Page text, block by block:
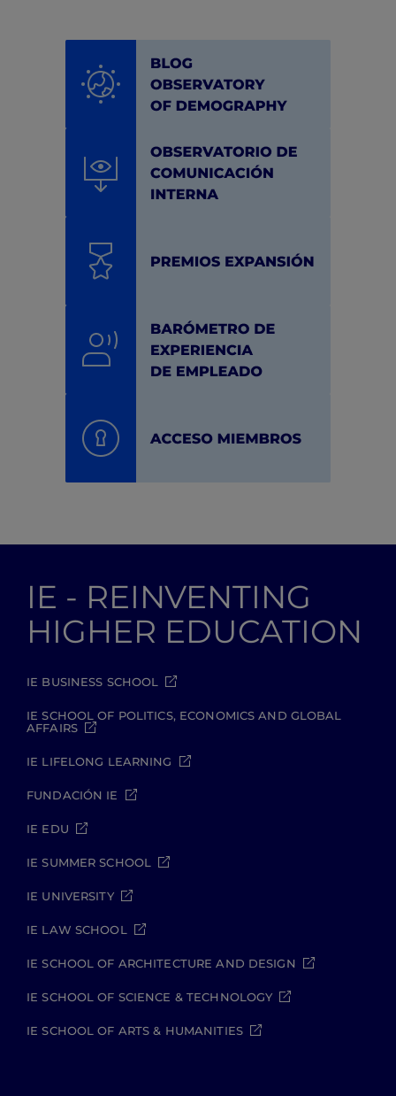
IE - REINVENTING
HIGHER EDUCATION
IE BUSINESS SCHOOL
IE SCHOOL OF POLITICS, ECONOMICS AND GLOBAL
AFFAIRS
IE LIFELONG LEARNING
FUNDACIÓN IE
IE EDU
IE SUMMER SCHOOL
IE UNIVERSITY
IE LAW SCHOOL
IE SCHOOL OF ARCHITECTURE AND DESIGN
IE SCHOOL OF SCIENCE & TECHNOLOGY
IE SCHOOL OF ARTS & HUMANITIES